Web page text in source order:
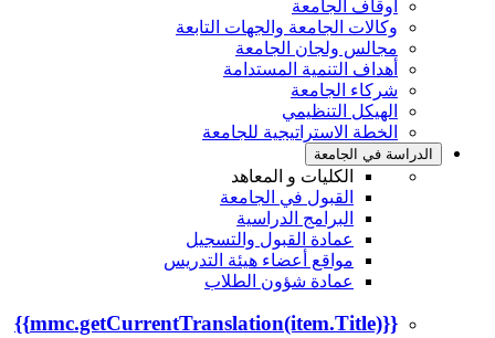
أوقاف الجامعة
وكالات الجامعة والجهات التابعة
مجالس ولجان الجامعة
أهداف التنمية المستدامة
شركاء الجامعة
الهيكل التنظيمي
الخطة الاستراتيجية للجامعة
الدراسة في الجامعة
الكليات و المعاهد
القبول في الجامعة
البرامج الدراسية
عمادة القبول والتسجيل
مواقع أعضاء هيئة التدريس
عمادة شؤون الطلاب
{{mmc.getCurrentTranslation(item.Title)}}